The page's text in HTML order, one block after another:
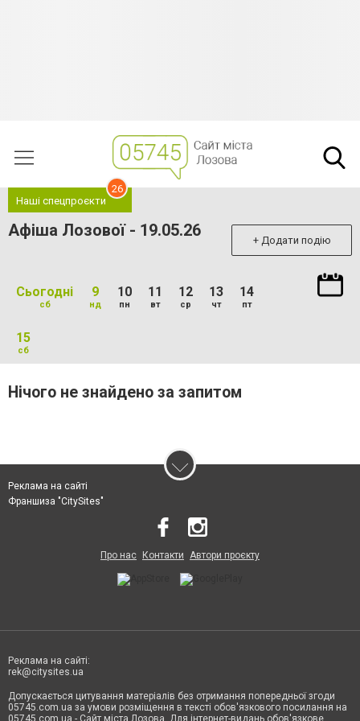
Наші спецпроєкти
26
Афіша Лозової - 19.05.26 + Додати подію
Сьогодні
сб
9
нд
10
пн
11
вт
12
ср
13
чт
14
пт
15
сб
Нічого не знайдено за запитом
Реклама на сайті
Франшиза "CitySites"
Про нас Контакти Автори проєкту
Реклама на сайті:
rek@citysites.ua
Допускається цитування матеріалів без отримання попередньої згоди
05745.com.ua за умови розміщення в тексті обов'язкового посилання на
05745.com.ua - Сайт міста Лозова. Для інтернет-видань обов'язкове